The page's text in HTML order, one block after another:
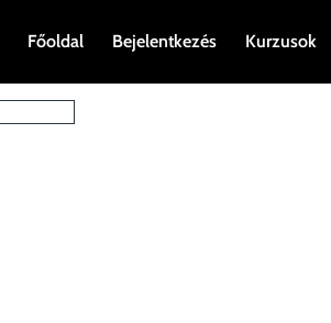
Főoldal Bejelentkezés Kurzusok